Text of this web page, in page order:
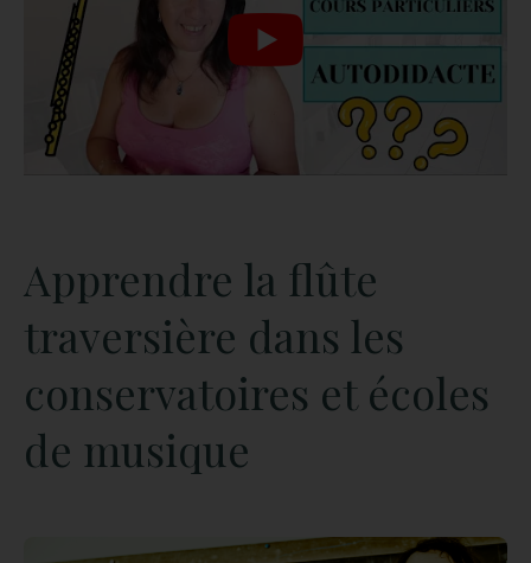
Apprendre la flûte
traversière dans les
conservatoires et écoles
de musique